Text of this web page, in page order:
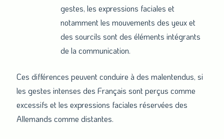
gestes, les expressions faciales et
notamment les mouvements des yeux et
des sourcils sont des éléments intégrants
de la communication.
Ces différences peuvent conduire à des malentendus, si
les gestes intenses des Français sont perçus comme
excessifs et les expressions faciales réservées des
Allemands comme distantes.